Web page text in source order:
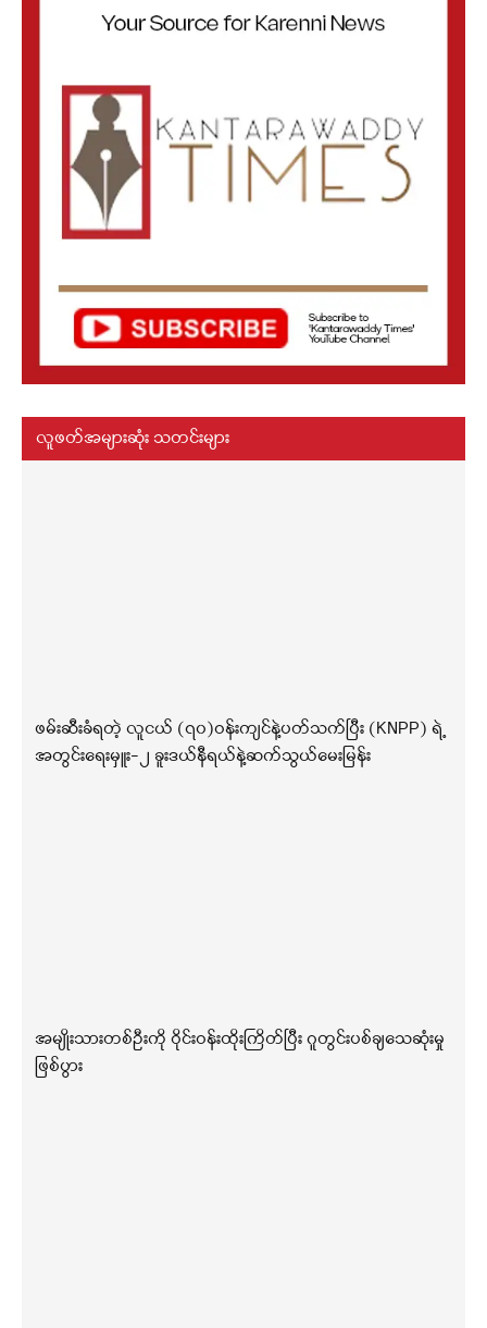
လူဖတ်အများဆုံး သတင်းများ
ဖမ်းဆီးခံရတဲ့ လူငယ် (၇၀)ဝန်းကျင်နဲ့ပတ်သက်ပြီး (KNPP) ရဲ့
အတွင်းရေးမှူး-၂ ခူးဒယ်နီရယ်နဲ့ဆက်သွယ်မေးမြန်း
အမျိုးသားတစ်ဦးကို ဝိုင်းဝန်းထိုးကြိတ်ပြီး ဂူတွင်းပစ်ချသေဆုံးမှု
ဖြစ်ပွား